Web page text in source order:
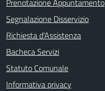
Segnalazione Disservizio
Richiesta d'Assistenza
Bacheca Servizi
Statuto Comunale
Informativa privacy